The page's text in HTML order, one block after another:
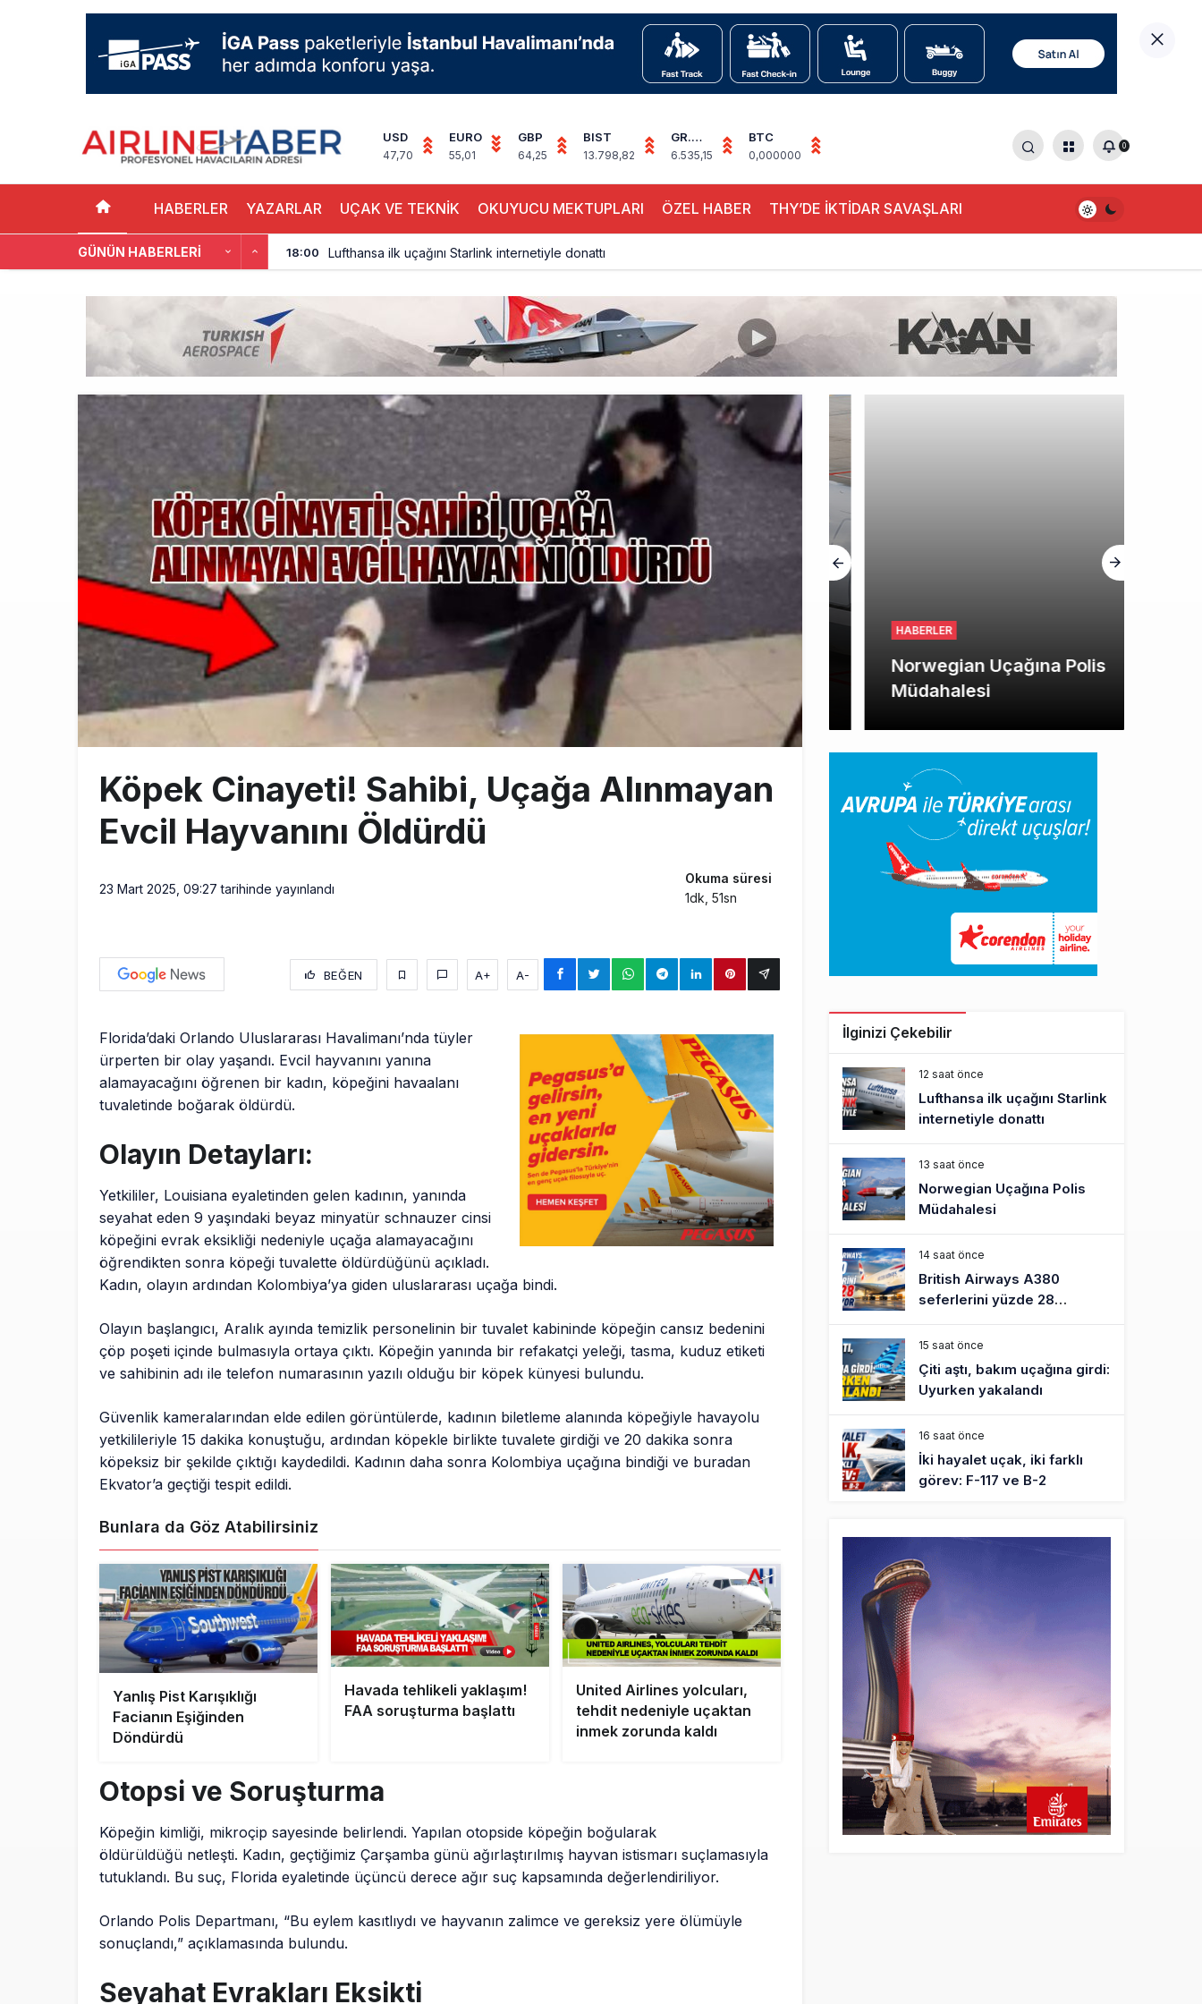
USD
47,70
EURO
55,01
GBP
64,25
BIST
13.798,82
GR.
ALTIN
6.535,15
BTC
0,000000
0
HABERLER YAZARLAR UÇAK VE TEKNİK OKUYUCU MEKTUPLARI ÖZEL HABER THY’DE İKTİDAR SAVAŞLARI
GÜNÜN HABERLERI 18:00 Lufthansa ilk uçağını Starlink internetiyle donattı
British Airways A380 seferlerini yüzde 28 azaltıyor
Çiti aştı, bakım uçağına girdi: Uyurken yakalandı
14:00 İki hayalet uçak, iki farklı görev: F-117 ve B-2
13:00 THY ve Pegasus Dünyanın En Değerli Havayolları Arasında
Fly Baghdad ABD yaptırım listesinden çıkarıldı
11:00 Elektrikli uçaklar Avrupa’da kısa rotalara hazırlanıyor
Köpek Cinayeti! Sahibi, Uçağa Alınmayan
Evcil Hayvanını Öldürdü
23 Mart 2025, 09:27 tarihinde yayınlandı
Okuma süresi
1dk, 51sn
BEĞEN A+ A-
Florida’daki Orlando Uluslararası Havalimanı’nda tüyler
ürperten bir olay yaşandı. Evcil hayvanını yanına
alamayacağını öğrenen bir kadın, köpeğini havaalanı
tuvaletinde boğarak öldürdü.
Olayın Detayları:
Yetkililer, Louisiana eyaletinden gelen kadının, yanında
seyahat eden 9 yaşındaki beyaz minyatür schnauzer cinsi
köpeğini evrak eksikliği nedeniyle uçağa alamayacağını
öğrendikten sonra köpeği tuvalette öldürdüğünü açıkladı.
Kadın, olayın ardından Kolombiya’ya giden uluslararası uçağa bindi.
Olayın başlangıcı, Aralık ayında temizlik personelinin bir tuvalet kabininde köpeğin cansız bedenini
çöp poşeti içinde bulmasıyla ortaya çıktı. Köpeğin yanında bir refakatçi yeleği, tasma, kuduz etiketi
ve sahibinin adı ile telefon numarasının yazılı olduğu bir köpek künyesi bulundu.
Güvenlik kameralarından elde edilen görüntülerde, kadının biletleme alanında köpeğiyle havayolu
yetkilileriyle 15 dakika konuştuğu, ardından köpekle birlikte tuvalete girdiği ve 20 dakika sonra
köpeksiz bir şekilde çıktığı kaydedildi. Kadının daha sonra Kolombiya uçağına bindiği ve buradan
Ekvator’a geçtiği tespit edildi.
Bunlara da Göz Atabilirsiniz
Yanlış Pist Karışıklığı
Facianın Eşiğinden
Döndürdü
Havada tehlikeli yaklaşım!
FAA soruşturma başlattı
United Airlines yolcuları,
tehdit nedeniyle uçaktan
inmek zorunda kaldı
Otopsi ve Soruşturma
Köpeğin kimliği, mikroçip sayesinde belirlendi. Yapılan otopside köpeğin boğularak
öldürüldüğü netleşti. Kadın, geçtiğimiz Çarşamba günü ağırlaştırılmış hayvan istismarı suçlamasıyla
tutuklandı. Bu suç, Florida eyaletinde üçüncü derece ağır suç kapsamında değerlendiriliyor.
Orlando Polis Departmanı, “Bu eylem kasıtlıydı ve hayvanın zalimce ve gereksiz yere ölümüyle
sonuçlandı,” açıklamasında bulundu.
Seyahat Evrakları Eksikti
HABERLER
Norwegian Uçağına Polis
Müdahalesi
İlginizi Çekebilir
12 saat önce
Lufthansa ilk uçağını Starlink
internetiyle donattı
13 saat önce
Norwegian Uçağına Polis
Müdahalesi
14 saat önce
British Airways A380
seferlerini yüzde 28
azaltıyor
15 saat önce
Çiti aştı, bakım uçağına girdi:
Uyurken yakalandı
16 saat önce
İki hayalet uçak, iki farklı
görev: F-117 ve B-2
THY ve Pegasus Dünyanın
En Değerli Havayolları
Arasında
18 saat önce
Fly Baghdad ABD yaptırım
listesinden çıkarıldı
Elektrikli uçaklar Avrupa’da
kısa rotalara hazırlanıyor
20 saat önce
Trump’ı taşıyan Marine One,